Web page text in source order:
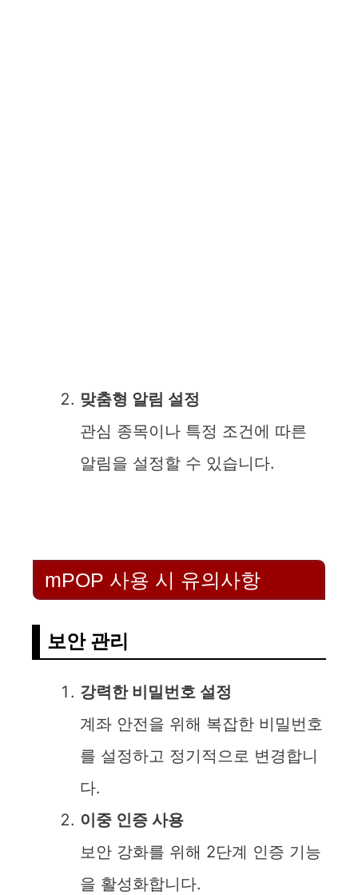
맞춤형 알림 설정
관심 종목이나 특정 조건에 따른
알림을 설정할 수 있습니다.
mPOP 사용 시 유의사항
보안 관리
강력한 비밀번호 설정
계좌 안전을 위해 복잡한 비밀번호
를 설정하고 정기적으로 변경합니
다.
이중 인증 사용
보안 강화를 위해 2단계 인증 기능
을 활성화합니다.